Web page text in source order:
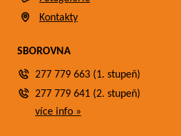
Kontakty
SBOROVNA
277 779 663 (1. stupeň)
277 779 641 (2. stupeň)
více info »